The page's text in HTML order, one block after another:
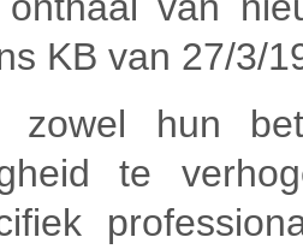
KB van 27/3/
zowel hun
te